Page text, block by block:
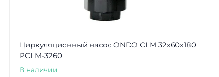
Циркуляционный насос ONDO CLM 32x60x180
PCLM-3260
В наличии